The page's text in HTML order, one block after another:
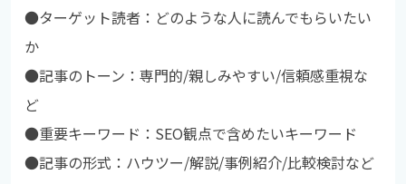
●ターゲット読者：どのような人に読んでもらいたい
か
●記事のトーン：専門的/親しみやすい/信頼感重視な
ど
●重要キーワード：SEO観点で含めたいキーワード
●記事の形式：ハウツー/解説/事例紹介/比較検討など